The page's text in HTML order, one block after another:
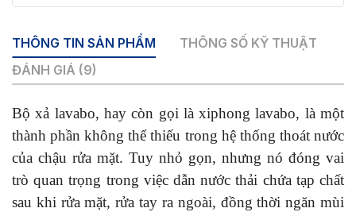
THÔNG TIN SẢN PHẨM
THÔNG SỐ KỸ THUẬT
ĐÁNH GIÁ (9)
Bộ xả lavabo, hay còn gọi là xiphong lavabo, là một
thành phần không thể thiếu trong hệ thống thoát nước
của chậu rửa mặt. Tuy nhỏ gọn, nhưng nó đóng vai
trò quan trọng trong việc dẫn nước thải chứa tạp chất
sau khi rửa mặt, rửa tay ra ngoài, đồng thời ngăn mùi